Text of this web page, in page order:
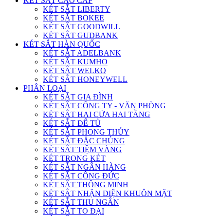
KÉT SẮT LIBERTY
KÉT SẮT BOKEE
KÉT SẮT GOODWILL
KÉT SẮT GUDBANK
KÉT SẮT HÀN QUỐC
KÉT SẮT ADELBANK
KÉT SẮT KUMHO
KÉT SẮT WELKO
KÉT SẮT HONEYWELL
PHÂN LOẠI
KÉT SẮT GIA ĐÌNH
KÉT SẮT CÔNG TY - VĂN PHÒNG
KÉT SẮT HAI CỬA HAI TẦNG
KÉT SẮT ĐỂ TỦ
KÉT SẮT PHONG THỦY
KÉT SẮT ĐẶC CHỦNG
KÉT SẮT TIỆM VÀNG
KÉT TRONG KÉT
KÉT SẮT NGÂN HÀNG
KÉT SẮT CÔNG ĐỨC
KÉT SẮT THÔNG MINH
KÉT SẮT NHẬN DIỆN KHUÔN MẶT
KÉT SẮT THU NGÂN
KÉT SẮT TO ĐẠI